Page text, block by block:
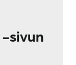
-sivun